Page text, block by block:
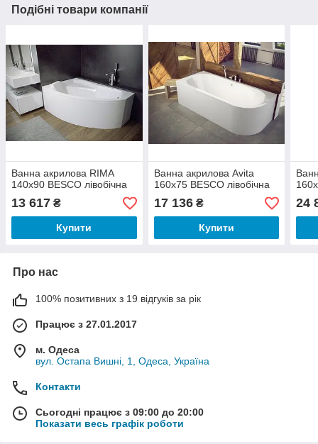
Подібні товари компанії
Ванна акрилова RIMA
140х90 BESCO лівобічна
13 617 ₴
Купити
Ванна акрилова Avita
160х75 BESCO лівобічна
17 136₴
Купити
24
Про нас
100% позитивних з 19 відгуків за рік
Працює з 27.01.2017
м. Одеса
вул. Остапа Вишні, 1, Одеса, Україна
Контакти
Сьогодні працює з 09:00 до 20:00
Показати весь графік роботи